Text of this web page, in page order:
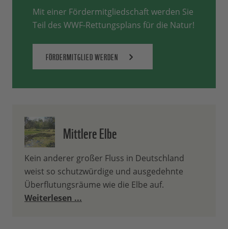
Mit einer Fördermitgliedschaft werden Sie
Teil des WWF-Rettungsplans für die Natur!
FÖRDERMITGLIED WERDEN
Mittlere Elbe
Kein anderer großer Fluss in Deutschland
weist so schutzwürdige und ausgedehnte
Überflutungsräume wie die Elbe auf.
Weiterlesen ...